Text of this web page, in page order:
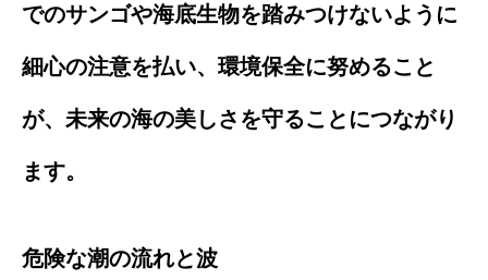
でのサンゴや海底生物を踏みつけないように
細心の注意を払い、環境保全に努めること
が、未来の海の美しさを守ることにつながり
ます。
危険な潮の流れと波